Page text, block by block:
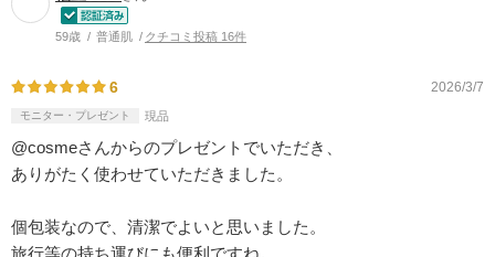
59歳 普通肌 クチコミ投稿 16件
6 2026/3/7
モニター・プレゼント 現品
@cosmeさんからのプレゼントでいただき、
ありがたく使わせていただきました。
個包装なので、清潔でよいと思いました。
旅行等の持ち運びにも便利ですね。